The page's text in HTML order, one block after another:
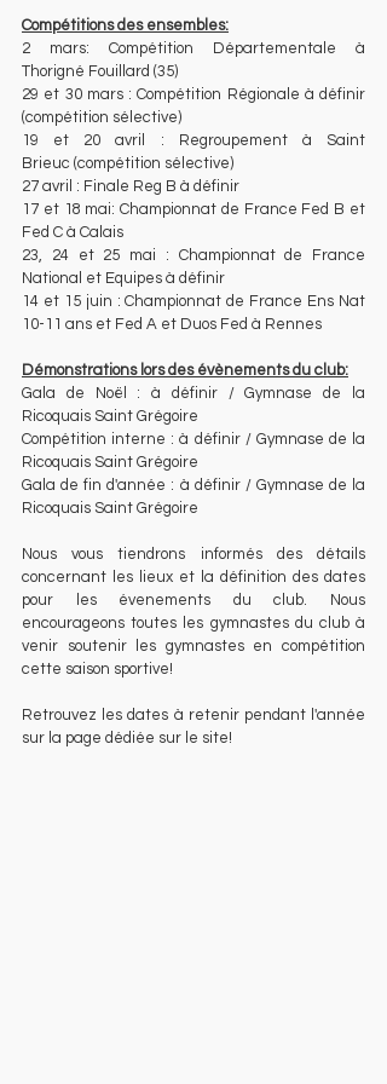
Compétitions des ensembles:
2 mars: Compétition Départementale à
Thorigné Fouillard (35)
29 et 30 mars : Compétition Régionale à définir
(compétition sélective)
19 et 20 avril : Regroupement à Saint
Brieuc (compétition sélective)
27 avril : Finale Reg B à définir
17 et 18 mai: Championnat de France Fed B et
Fed C à Calais
23, 24 et 25 mai : Championnat de France
National et Equipes à définir
14 et 15 juin : Championnat de France Ens Nat
10-11 ans et Fed A et Duos Fed à Rennes
Démonstrations lors des évènements du club:
Gala de Noël : à définir / Gymnase de la
Ricoquais Saint Grégoire
Compétition interne : à définir / Gymnase de la
Ricoquais Saint Grégoire
Gala de fin d'année : à définir / Gymnase de la
Ricoquais Saint Grégoire
Nous vous tiendrons informés des détails
concernant les lieux et la définition des dates
pour les évenements du club. Nous
encourageons toutes les gymnastes du club à
venir soutenir les gymnastes en compétition
cette saison sportive!
Retrouvez les dates à retenir pendant l'année
sur la page dédiée sur le site!